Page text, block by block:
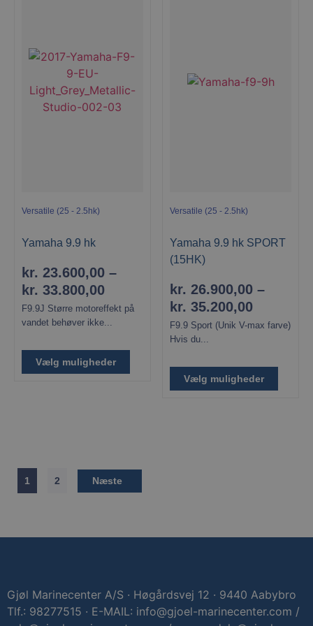
Versatile (25 - 2.5hk)
Yamaha 9.9 hk
kr. 23.600,00 –
kr. 33.800,00
F9.9J Større motoreffekt på
vandet behøver ikke...
Vælg muligheder
Versatile (25 - 2.5hk)
Yamaha 9.9 hk SPORT
(15HK)
kr. 26.900,00 –
kr. 35.200,00
F9.9 Sport (Unik V-max farve)
Hvis du...
Vælg muligheder
1 2 Næste
Gjøl Marinecenter A/S · Høgårdsvej 12 · 9440 Aabybro
Tlf.: 98277515 · E-MAIL: info@gjoel-marinecenter.com /
woocommerce_cart_hash
CookieScriptConsent
CookieScript
.stripecdn.com